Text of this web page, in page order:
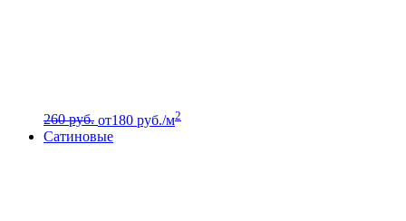
260 руб. от180 руб./м2
Сатиновые